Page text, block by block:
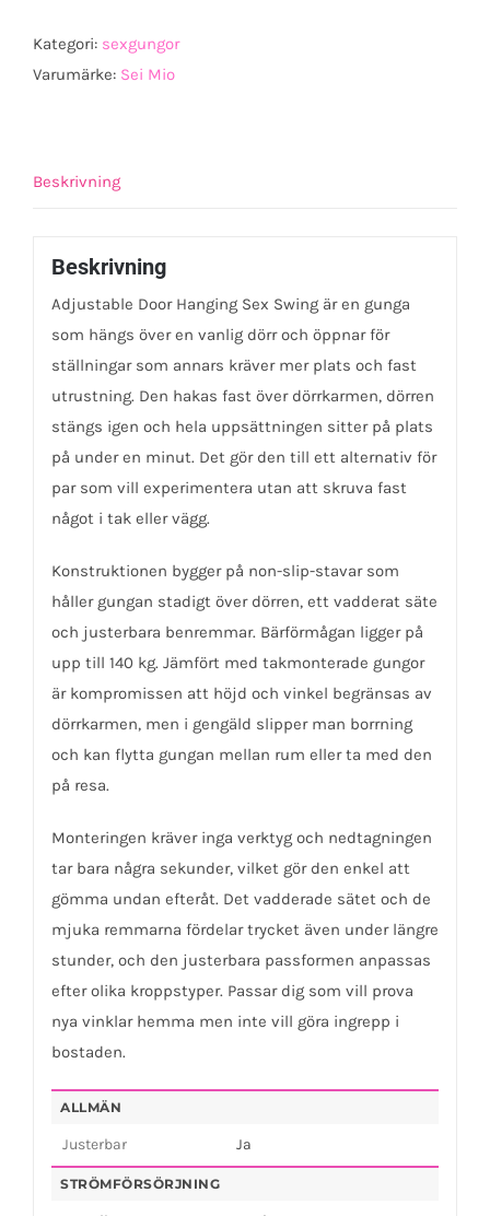
Kategori: sexgungor
Varumärke: Sei Mio
Beskrivning
Beskrivning
Adjustable Door Hanging Sex Swing är en gunga
som hängs över en vanlig dörr och öppnar för
ställningar som annars kräver mer plats och fast
utrustning. Den hakas fast över dörrkarmen, dörren
stängs igen och hela uppsättningen sitter på plats
på under en minut. Det gör den till ett alternativ för
par som vill experimentera utan att skruva fast
något i tak eller vägg.
Konstruktionen bygger på non-slip-stavar som
håller gungan stadigt över dörren, ett vadderat säte
och justerbara benremmar. Bärförmågan ligger på
upp till 140 kg. Jämfört med takmonterade gungor
är kompromissen att höjd och vinkel begränsas av
dörrkarmen, men i gengäld slipper man borrning
och kan flytta gungan mellan rum eller ta med den
på resa.
Monteringen kräver inga verktyg och nedtagningen
tar bara några sekunder, vilket gör den enkel att
gömma undan efteråt. Det vadderade sätet och de
mjuka remmarna fördelar trycket även under längre
stunder, och den justerbara passformen anpassas
efter olika kroppstyper. Passar dig som vill prova
nya vinklar hemma men inte vill göra ingrepp i
bostaden.
ALLMÄN
Justerbar Ja
STRÖMFÖRSÖRJNING